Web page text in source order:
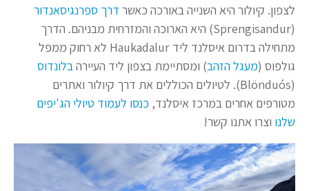
לצפון. קיולור היא השנייה באורכה כאשרדרך ספרנגיסאנדור
(Sprengisandur) היא הארוכה והמזרחית מבניהם. הדרך
מתחילה בדרום איסלנד ליד Haukadalur לא רחוק ממפל
גולפוס ( מעגל הזהב) ומסתיימת בצפון ליד העיירהבלונדוס
(Blönduós). לטיולים הכוללים את דרך קיולור ואתרים
מטורפים אחרים במרכז איסלנד, כנסו לעמוד טיולי הג'יפים
שלנווצרו אתנו קשר!